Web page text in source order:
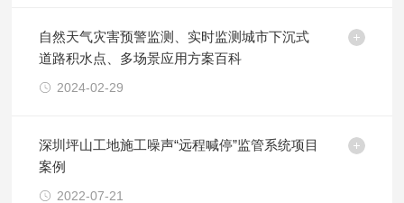
自然天气灾害预警监测、实时监测城市下沉式
道路积水点、多场景应用方案百科
2024-02-29
深圳坪山工地施工噪声“远程喊停”监管系统项目
案例
2022-07-21